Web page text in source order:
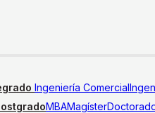
Ingeniería Comercial
MBAMagíster